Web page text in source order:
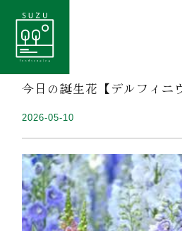
今日の誕生花【デルフィニ
2026-05-10